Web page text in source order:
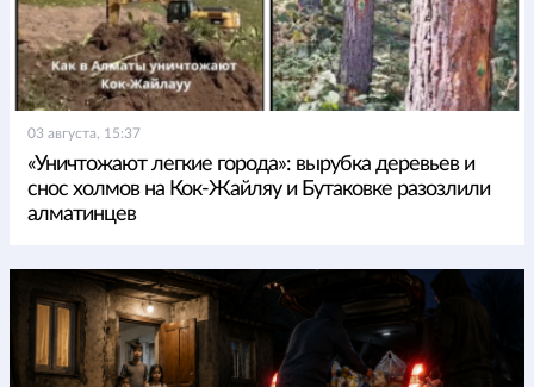
03 августа, 15:37
«Уничтожают легкие города»: вырубка деревьев и
снос холмов на Кок-Жайляу и Бутаковке разозлили
алматинцев